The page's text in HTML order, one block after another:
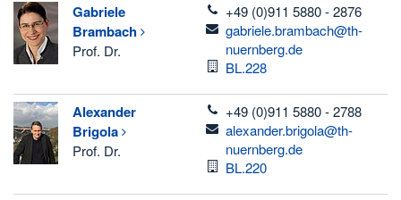
Gabriele
Brambach
Prof. Dr.
telefon
+49 (0)911 5880 - 2876
email
gabriele.brambach@th-
nuernberg.de
Raum
BL.228
Alexander
Brigola
Prof. Dr.
telefon
+49 (0)911 5880 - 2788
email
alexander.brigola@th-
nuernberg.de
Raum
BL.220